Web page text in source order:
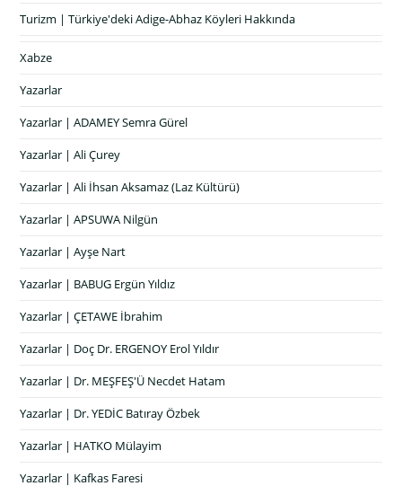
Turizm | Türkiye'deki Adige-Abhaz Köyleri Hakkında
Xabze
Yazarlar
Yazarlar | ADAMEY Semra Gürel
Yazarlar | Ali Çurey
Yazarlar | Ali İhsan Aksamaz (Laz Kültürü)
Yazarlar | APSUWA Nilgün
Yazarlar | Ayşe Nart
Yazarlar | BABUG Ergün Yıldız
Yazarlar | ÇETAWE İbrahim
Yazarlar | Doç Dr. ERGENOY Erol Yıldır
Yazarlar | Dr. MEŞFEŞ'Ü Necdet Hatam
Yazarlar | Dr. YEDİC Batıray Özbek
Yazarlar | HATKO Mülayim
Yazarlar | Kafkas Faresi